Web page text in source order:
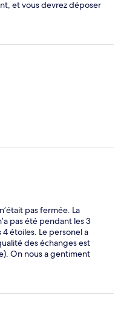
et vous devrez déposer
être rendu à la fin de
pas fermée. La
pas été pendant les 3
étoiles. Le personel a
des échanges est
On nous a gentiment
gêne occasionné: le
des barquettes et des jus
les avons pas payé. On
de positif :